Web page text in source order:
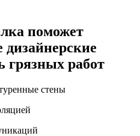
поможет
дизайнерские
грязных работ
стены